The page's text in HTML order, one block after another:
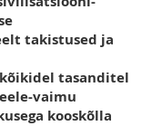
takistused ja
tasanditel
vaimu
kooskõlla